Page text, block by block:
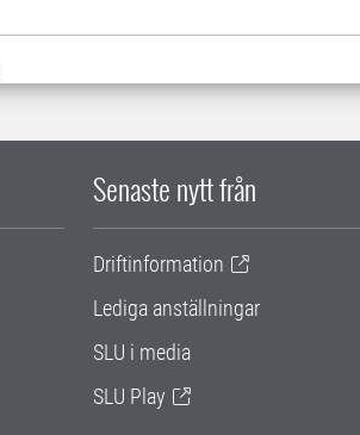
Senaste nytt från
Driftinformation
Lediga anställningar
SLU i media
SLU Play